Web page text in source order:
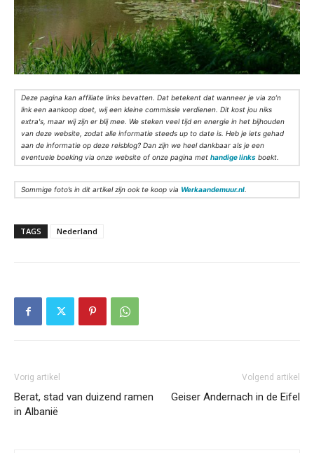
Deze pagina kan affiliate links bevatten. Dat betekent dat wanneer je via zo’n
link een aankoop doet, wij een kleine commissie verdienen. Dit kost jou niks
extra's, maar wij zijn er blij mee. We steken veel tijd en energie in het bijhouden
van deze website, zodat alle informatie steeds up to date is. Heb je iets gehad
aan de informatie op deze reisblog? Dan zijn we heel dankbaar als je een
eventuele boeking via onze website of onze pagina met handige links boekt.
Sommige foto’s in dit artikel zijn ook te koop via Werkaandemuur.nl
TAGS Nederland
Vorig artikel
Berat, stad van duizend ramen
in Albanië
Volgend artikel
Geiser Andernach in de Eifel